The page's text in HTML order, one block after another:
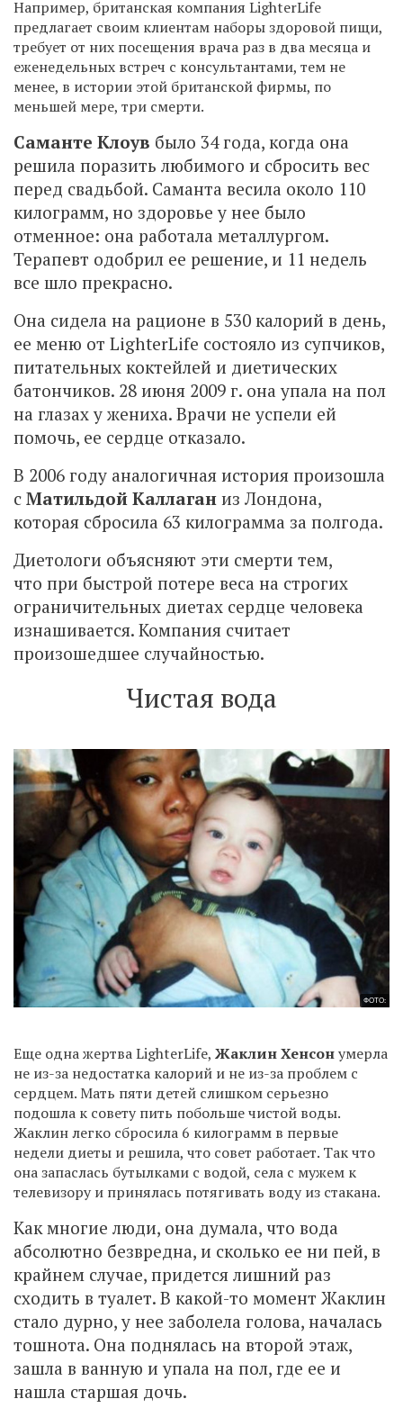
Например, британская компания LighterLife
предлагает своим клиентам наборы здоровой пищи,
требует от них посещения врача раз в два месяца и
еженедельных встреч с консультантами, тем не
менее, в истории этой британской фирмы, по
меньшей мере, три смерти.
Саманте Клоув было 34 года, когда она
решила поразить любимого и сбросить вес
перед свадьбой. Саманта весила около 110
килограмм, но здоровье у нее было
отменное: она работала металлургом.
Терапевт одобрил ее решение, и 11 недель
все шло прекрасно.
Она сидела на рационе в 530 калорий в день,
ее меню от LighterLife состояло из супчиков,
питательных коктейлей и диетических
батончиков. 28 июня 2009 г. она упала на пол
на глазах у жениха. Врачи не успели ей
помочь, ее сердце отказало.
В 2006 году аналогичная история произошла
с Матильдой Каллаган из Лондона,
которая сбросила 63 килограмма за полгода.
Диетологи объясняют эти смерти тем,
что при быстрой потере веса на строгих
ограничительных диетах сердце человека
изнашивается. Компания считает
произошедшее случайностью.
Чистая вода
ФОТО:
Еще одна жертва LighterLife, Жаклин Хенсонумерла
не из-за недостатка калорий и не из-за проблем с
сердцем. Мать пяти детей слишком серьезно
подошла к совету пить побольше чистой воды.
Жаклин легко сбросила 6 килограмм в первые
недели диеты и решила, что совет работает. Так что
она запаслась бутылками с водой, села с мужем к
телевизору и принялась потягивать воду из стакана.
Как многие люди, она думала, что вода
абсолютно безвредна, и сколько ее ни пей, в
крайнем случае, придется лишний раз
сходить в туалет. В какой-то момент Жаклин
стало дурно, у нее заболела голова, началась
тошнота. Она поднялась на второй этаж,
зашла в ванную и упала на пол, где ее и
нашла старшая дочь.